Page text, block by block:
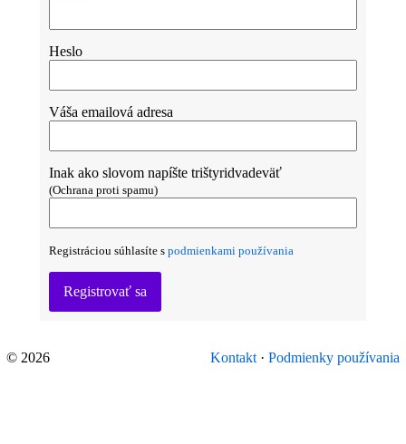
Heslo
Váša emailová adresa
Inak ako slovom napíšte trištyridvadeväť
(Ochrana proti spamu)
Registráciou súhlasíte s podmienkami používania
Registrovať sa
© 2026 Kontakt· Podmienky používania